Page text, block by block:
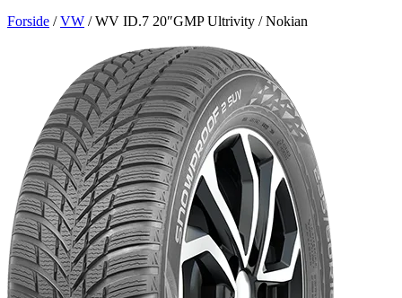
Forside /VW /WV ID.7 20″GMP Ultrivity / Nokian